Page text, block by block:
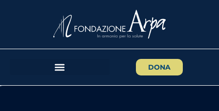
DONA
Superiore Sant’Anna e della Fondazione Arpa, il libro è
edito dalla Casa Editrice Ibiskos Ulivieri di Empoli e
raccoglie 32 articoli che Antonio Cambi, medico, ha
collaborazione con la rivista, edita dallo stessa casa
editrice del libro.